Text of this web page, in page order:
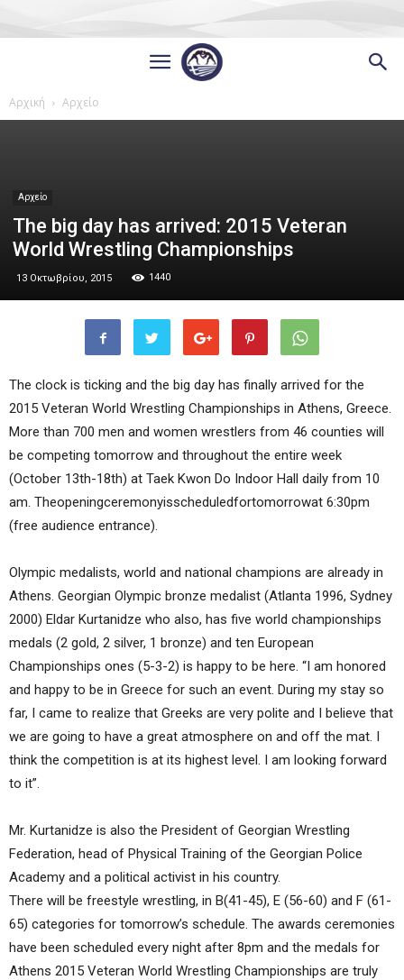
Αρχική Αρχείο
Αρχείο
The big day has arrived: 2015 Veteran
World Wrestling Championships
13 Οκτωβρίου, 2015 1440
The clock is ticking and the big day has finally arrived for the
2015 Veteran World Wrestling Championships in Athens, Greece.
More than 700 men and women wrestlers from 46 counties will
be competing tomorrow and throughout the entire week
(October 13th-18th) at Taek Kwon Do Indoor Hall daily from 10
am. Theopeningceremonyisscheduledfortomorrowat 6:30pm
(free audience entrance).
Olympic medalists, world and national champions are already in
Athens. Georgian Olympic bronze medalist (Atlanta 1996, Sydney
2000) Eldar Kurtanidze who also, has five world championships
medals (2 gold, 2 silver, 1 bronze) and ten European
Championships ones (5-3-2) is happy to be here. “I am honored
and happy to be in Greece for such an event. During my stay so
far, I came to realize that Greeks are very polite and I believe that
we are going to have a great atmosphere on and off the mat. I
think the competition is at its highest level. I am looking forward
to it”.
Mr. Kurtanidze is also the President of Georgian Wrestling
Federation, head of Physical Training of the Georgian Police
Academy and a political activist in his country.
There will be freestyle wrestling, in B(41-45), Ε (56-60) and F (61-
65) categories for tomorrow’s schedule. The awards ceremonies
have been scheduled every night after 8pm and the medals for
Athens 2015 Veteran World Wrestling Championships are truly